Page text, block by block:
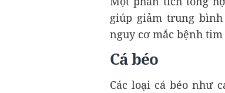
giúp giảm trung
nguy cơ mắc bệnh tim
Cá béo
Các loại cá béo như